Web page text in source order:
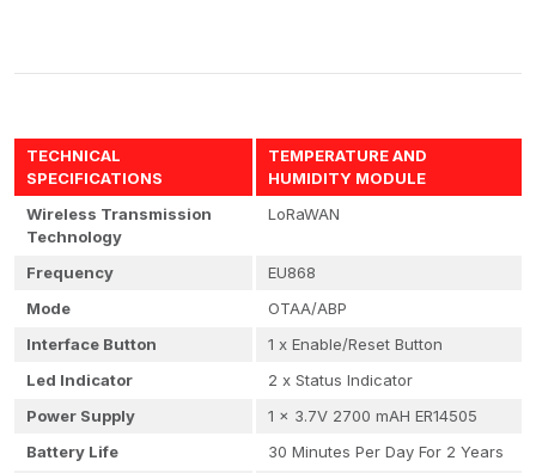
TECHNICAL
SPECIFICATIONS
TEMPERATURE AND
HUMIDITY MODULE
Wireless Transmission
Technology
LoRaWAN
Frequency
EU868
Mode
OTAA/ABP
Interface Button
1 x Enable/Reset Button
Led Indicator
2 x Status Indicator
Power Supply
1 x 3.7V 2700 mAH ER14505
Battery Life
30 Minutes Per Day For 2 Years